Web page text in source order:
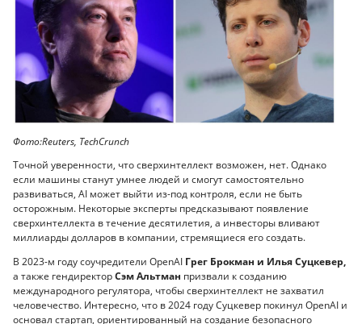
Фото:Reuters, TechCrunch
Точной уверенности, что сверхинтеллект возможен, нет. Однако
если машины станут умнее людей и смогут самостоятельно
развиваться, AI может выйти из-под контроля, если не быть
осторожным. Некоторые эксперты предсказывают появление
сверхинтеллекта в течение десятилетия, а инвесторы вливают
миллиарды долларов в компании, стремящиеся его создать.
В 2023-м году соучредители OpenAI Грег Брокман и Илья Суцкевер,
а также гендиректорСэм Альтман призвали к созданию
международного регулятора, чтобы сверхинтеллект не захватил
человечество. Интересно, что в 2024 году Суцкевер покинул OpenAI и
основал стартап, ориентированный на создание безопасного